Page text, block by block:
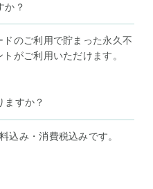
か？
のご利用で貯まった永久不
がご利用いただけます。
ますか？
込み・消費税込みです。